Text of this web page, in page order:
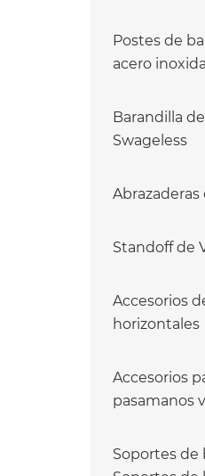
Postes de
acero
Barandilla
Swageless
Standoff de
Accesorios
horizontales
Accesorios
pasamanos
Soportes de